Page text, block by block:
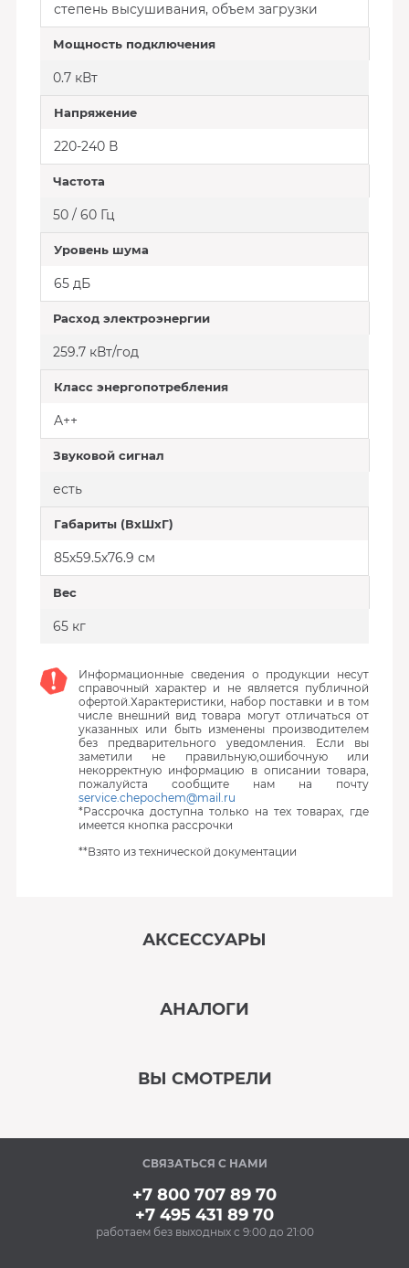
степень высушивания, объем загрузки
Мощность подключения
0.7 кВт
Напряжение
220-240 В
Частота
50 / 60 Гц
Уровень шума
65 дБ
Расход электроэнергии
259.7 кВт/год
Класс энергопотребления
A++
Звуковой сигнал
есть
Габариты (ВхШхГ)
85х59.5х76.9 см
Вес
65 кг
Информационные сведения о продукции несут
справочный характер и не является публичной
офертой.Характеристики, набор поставки и в том
числе внешний вид товара могут отличаться от
указанных или быть изменены производителем
без предварительного уведомления. Если вы
заметили не правильную,ошибочную или
некорректную информацию в описании товара,
пожалуйста сообщите нам на почту
service.chepochem@mail.ru
*Рассрочка доступна только на тех товарах, где
имеется кнопка рассрочки
**Взято из технической документации
АКСЕССУАРЫ
АНАЛОГИ
ВЫ СМОТРЕЛИ
В наличии
СВЯЗАТЬСЯ С НАМИ
+7 800 707 89 70
+7 495 431 89 70
работаем без выходных с 9:00 до 21:00